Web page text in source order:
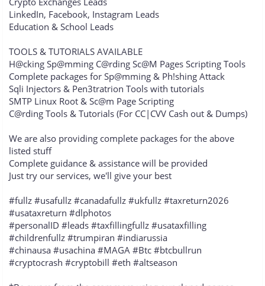
LinkedIn, Facebook, Instagram Leads
Education & School Leads
TOOLS & TUTORIALS AVAILABLE
H@cking Sp@mming C@rding Sc@M Pages Scripting Tools
Complete packages for Sp@mming & Ph!shing Attack
Sqli Injectors & Pen3tratrion Tools with tutorials
SMTP Linux Root & Sc@m Page Scripting
C@rding Tools & Tutorials (For CC|CVV Cash out & Dumps)
We are also providing complete packages for the above
listed stuff
Complete guidance & assistance will be provided
Just try our services, we'll give your best
#fullz #usafullz #canadafullz #ukfullz #taxreturn2026
#usataxreturn #dlphotos
#personalID #leads #taxfillingfullz #usataxfilling
#childrenfullz #trumpiran #indiarussia
#chinausa #usachina #MAGA #Btc #btcbullrun
#cryptocrash #cryptobill #eth #altseason